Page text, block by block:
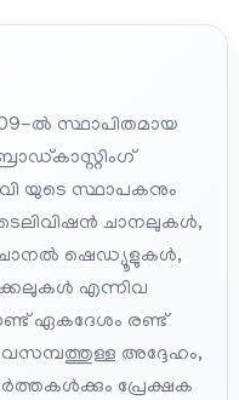
ൽ സ്ഥാപിതമായ
യുടെ സ്ഥാപകനും
ചാനലുകൾ,
ചാനൽ ഷെഡ്യൂളുകൾ,
എന്നിവ
ഏകദേശം രണ്ട്
അദ്ദേഹം,
പ്രേക്ഷക